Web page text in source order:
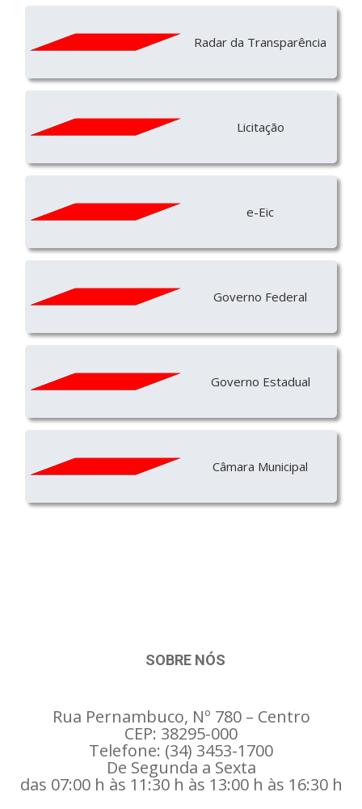
Radar da Transparência
Licitação
e-Eic
Governo Federal
Governo Estadual
Câmara Municipal
SOBRE NÓS
Rua Pernambuco, Nº 780 – Centro
CEP: 38295-000
Telefone: (34) 3453-1700
De Segunda a Sexta
das 07:00 h às 11:30 h às 13:00 h às 16:30 h